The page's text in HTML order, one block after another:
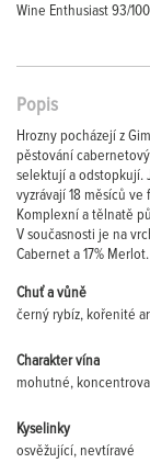
Wine Enthusiast 93/100
Popis
Hrozny pocházejí z
pěstování
selektují a odstopkují.
vyzrávají 18 měsíců
Komplexní a tělnatě
V současnosti je na
Cabernet a 17% Merlot.
Chuť a vůně
černý rybíz, kořenité
Charakter vína
mohutné,
Kyselinky
osvěžující, nevtíravé